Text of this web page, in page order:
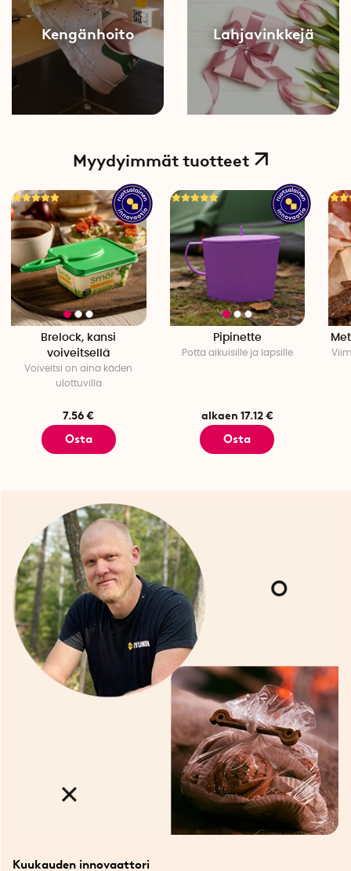
Kengänhoito Lahjavinkkejä
Brelock, kansi
voiveitsellä
Voiveitsi on aina käden
ulottuvilla
7.56 €
Osta
Pipinette
Potta aikuisille ja lapsille
alkaen 17.12 €
Osta
Myydyimmät tuotteet
Kuukauden innovaattori